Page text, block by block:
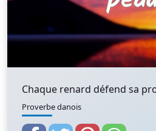
Chaque renard défend sa
Proverbe danois